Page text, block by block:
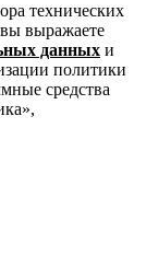
технических
выражаете
данных и
политики
средства